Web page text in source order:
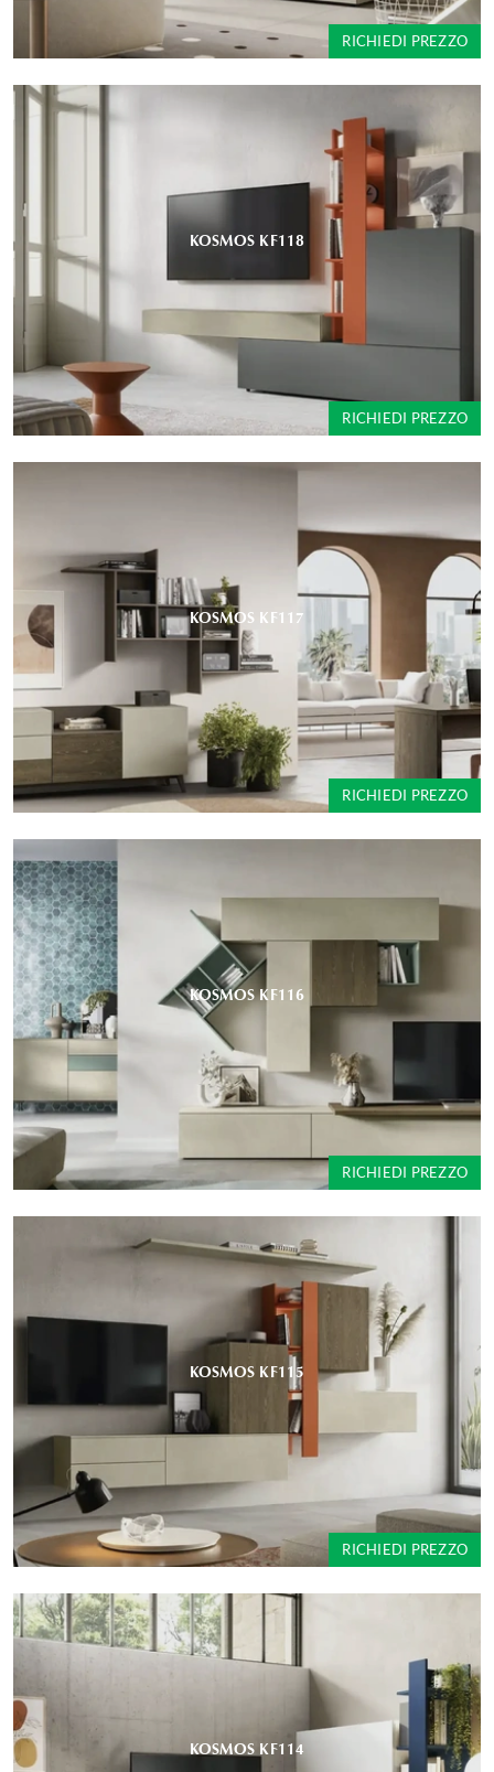
RICHIEDI PREZZO
KOSMOS KF118
RICHIEDI PREZZO
KOSMOS KF117
RICHIEDI PREZZO
KOSMOS KF116
RICHIEDI PREZZO
KOSMOS KF115
RICHIEDI PREZZO
KOSMOS KF114